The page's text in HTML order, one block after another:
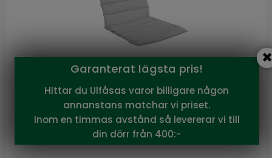
Kampanjer
Brafab
Delia dyna Ljusgrå
Delia serie från Brafab
Garanterat lägsta pris!
Hittar du Ulfåsas varor billigare någon
annanstans matchar vi priset.
Inom en timmas avstånd så levererar vi till
din dörr från 400:-